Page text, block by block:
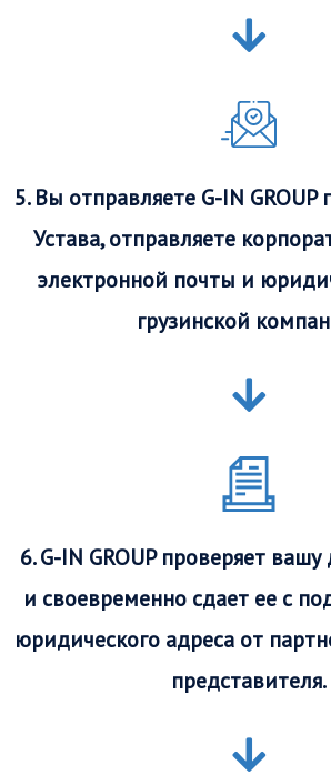
5. Вы отправляете G-IN
Устава, отправляете
электронной почты и
грузинской
6. G-IN GROUP проверяет
и своевременно сдает ее с
юридического адреса от
представителя.